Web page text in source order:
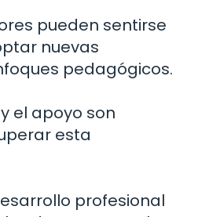
pueden sentirse
nuevas
pedagógicos.
el apoyo son
esta
profesional